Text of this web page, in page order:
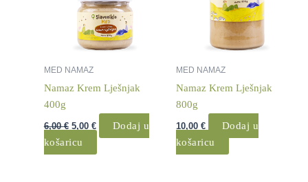
MED NAMAZ
Namaz Krem Lješnjak
400g
6,00€ 5,00 €
Dodaj u
košaricu
MED NAMAZ
Namaz Krem Lješnjak
800g
10,00 €
Dodaj u
košaricu